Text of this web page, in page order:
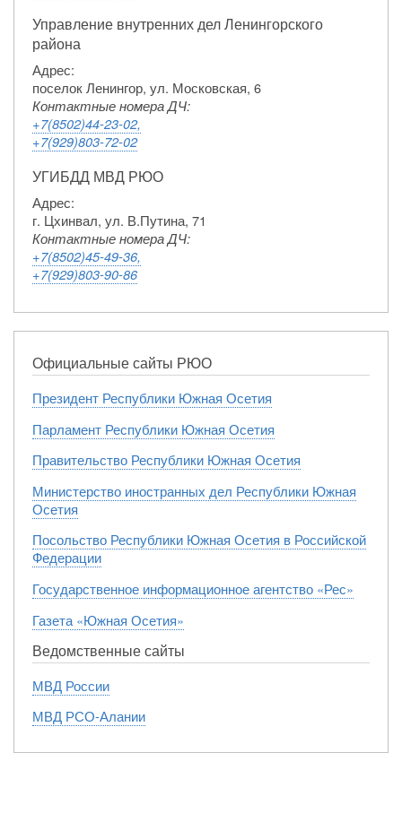
Управление внутренних дел Ленингорского
района
Адрес:
поселок Ленингор, ул. Московская, 6
Контактные номера ДЧ:
+7(8502)44-23-02,
+7(929)803-72-02
УГИБДД МВД РЮО
Адрес:
г. Цхинвал, ул. В.Путина, 71
Контактные номера ДЧ:
+7(8502)45-49-36,
+7(929)803-90-86
Официальные сайты РЮО
Президент Республики Южная Осетия
Парламент Республики Южная Осетия
Правительство Республики Южная Осетия
Министерство иностранных дел Республики Южная
Осетия
Посольство Республики Южная Осетия в Российской
Федерации
Государственное информационное агентство «Рес»
Газета «Южная Осетия»
Ведомственные сайты
МВД России
МВД РСО-Алании